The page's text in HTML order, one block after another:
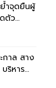
ำจุดยืนผู้
ตัว
กาล สาง
ริหาร
ษฐกิจ